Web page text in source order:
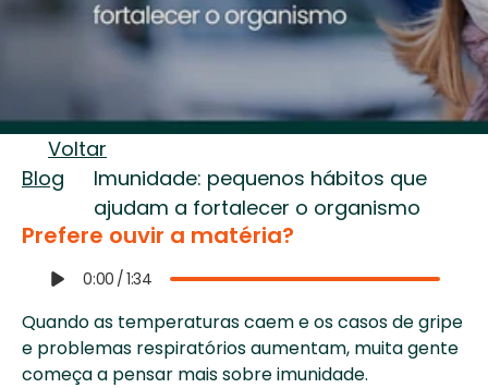
Voltar
Blog
Imunidade: pequenos hábitos que
ajudam a fortalecer o organismo
Prefere ouvir a matéria?
0:00 /1:34
Quando as temperaturas caem e os casos de gripe
e problemas respiratórios aumentam, muita gente
começa a pensar mais sobre imunidade.